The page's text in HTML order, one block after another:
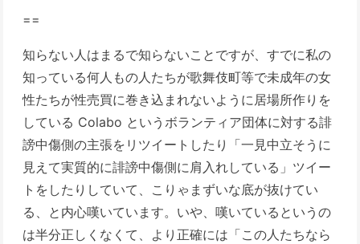
==
知らない人はまるで知らないことですが、すでに私の
知っている何人もの人たちが歌舞伎町等で未成年の女
性たちが性売買に巻き込まれないように居場所作りを
している Colabo というボランティア団体に対する誹
謗中傷側の主張をリツイートしたり「一見中立そうに
見えて実質的に誹謗中傷側に肩入れしている」ツイー
トをしたりしていて、こりゃまずいな底が抜けてい
る、と内心嘆いています。いや、嘆いているというの
は半分正しくなくて、より正確には「この人たちなら